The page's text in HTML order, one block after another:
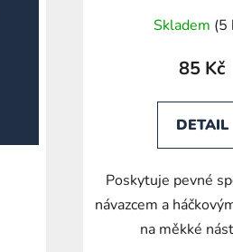
Skladem (5
85 Kč
DETAIL
Poskytuje pevné
návazcem a
na měkké